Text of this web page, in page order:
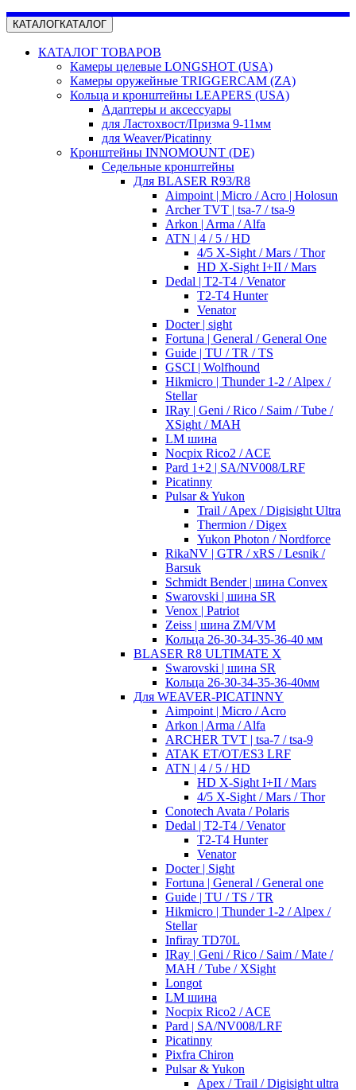
КАТАЛОГКАТАЛОГ
КАТАЛОГ ТОВАРОВ
Камеры целевые LONGSHOT (USA)
Камеры оружейные TRIGGERCAM (ZA)
Кольца и кронштейны LEAPERS (USA)
Адаптеры и аксессуары
для Ластохвост/Призма 9-11мм
для Weaver/Picatinny
Кронштейны INNOMOUNT (DE)
Седельные кронштейны
Для BLASER R93/R8
Aimpoint | Micro / Acro | Holosun
Archer TVT | tsa-7 / tsa-9
Arkon | Arma / Alfa
ATN | 4 / 5 / HD
4/5 X-Sight / Mars / Thor
HD X-Sight I+II / Mars
Dedal | T2-T4 / Venator
T2-T4 Hunter
Venator
Docter | sight
Fortuna | General / General One
Guide | TU / TR / TS
GSCI | Wolfhound
Hikmicro | Thunder 1-2 / Alpex /
Stellar
IRay | Geni / Rico / Saim / Tube /
XSight / MAH
LM шина
Nocpix Rico2 / ACE
Pard 1+2 | SA/NV008/LRF
Picatinny
Pulsar & Yukon
Trail / Apex / Digisight Ultra
Thermion / Digex
Yukon Photon / Nordforce
RikaNV | GTR / xRS / Lesnik /
Barsuk
Schmidt Bender | шина Convex
Swarovski | шина SR
Venox | Patriot
Zeiss | шина ZM/VM
Кольца 26-30-34-35-36-40 мм
BLASER R8 ULTIMATE X
Swarovski | шина SR
Кольца 26-30-34-35-36-40мм
Для WEAVER-PICATINNY
Aimpoint | Micro / Acro
Arkon | Arma / Alfa
ARCHER TVT | tsa-7 / tsa-9
ATAK ET/OT/ES3 LRF
ATN | 4 / 5 / HD
HD X-Sight I+II / Mars
4/5 X-Sight / Mars / Thor
Conotech Avata / Polaris
Dedal | T2-T4 / Venator
T2-T4 Hunter
Venator
Docter | Sight
Fortuna | General / General one
Guide | TU / TS / TR
Hikmicro | Thunder 1-2 / Alpex /
Stellar
Infiray TD70L
IRay | Geni / Rico / Saim / Mate /
MAH / Tube / XSight
Longot
LM шина
Nocpix Rico2 / ACE
Pard | SA/NV008/LRF
Picatinny
Pixfra Chiron
Pulsar & Yukon
Apex / Trail / Digisight ultra